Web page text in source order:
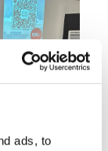
ads, to
Evenes